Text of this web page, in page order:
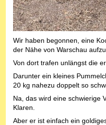
Wir haben begonnen, eine
der Nähe von Warschau
Von dort trafen unlängst die
Darunter ein kleines
20 kg nahezu doppelt so
Na, das wird eine schwierige
Klaren.
Aber er ist einfach ein